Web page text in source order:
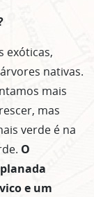
exóticas,
nativas.
mais
mas
verde é na
O
e um